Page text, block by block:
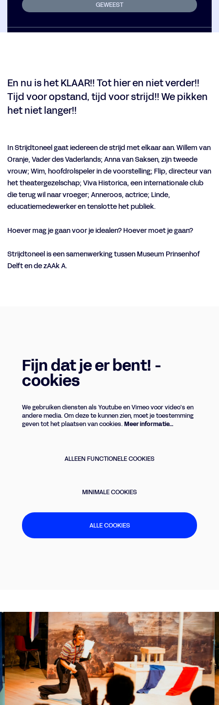
GEWEEST
En nu is het KLAAR!! Tot hier en niet verder!!
Tijd voor opstand, tijd voor strijd!! We pikken
het niet langer!!
In Strijdtoneel gaat iedereen de strijd met elkaar aan. Willem van
Oranje, Vader des Vaderlands; Anna van Saksen, zijn tweede
vrouw; Wim, hoofdrolspeler in de voorstelling; Flip, directeur van
het theatergezelschap; Viva Historica, een internationale club
die terug wil naar vroeger; Anneroos, actrice; Linde,
educatiemedewerker en tenslotte het publiek.
Hoever mag je gaan voor je idealen? Hoever moet je gaan?
Strijdtoneel is een samenwerking tussen Museum Prinsenhof
Delft en de zAAk A.
Fijn dat je er bent! -
cookies
We gebruiken diensten als Youtube en Vimeo voor video's en
andere media. Om deze te kunnen zien, moet je toestemming
geven tot het plaatsen van cookies.Meer informatie…
ALLEEN FUNCTIONELE COOKIES
MINIMALE COOKIES
ALLE COOKIES
Overslaan
Inzoomen